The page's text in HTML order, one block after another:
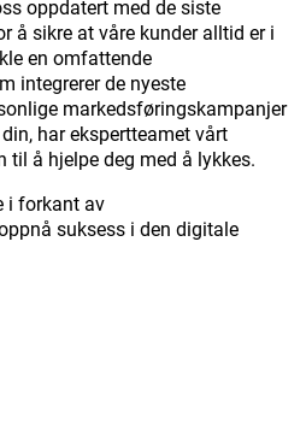
oppdatert med de siste
å sikre at våre kunder alltid er i
en omfattende
integrerer de nyeste
markedsføringskampanjer
har ekspertteamet vårt
til å hjelpe deg med å lykkes.
i forkant av
suksess i den digitale